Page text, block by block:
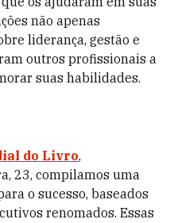
não apenas
liderança, gestão e
outros profissionais a
suas habilidades.
do Livro,
23, compilamos uma
o sucesso, baseados
renomados. Essas